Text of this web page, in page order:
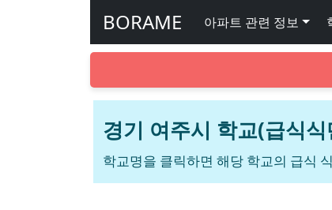
BORAME 아파트 관련 정보
경기 여주시 학교(급식식
학교명을 클릭하면 해당 학교의 급식